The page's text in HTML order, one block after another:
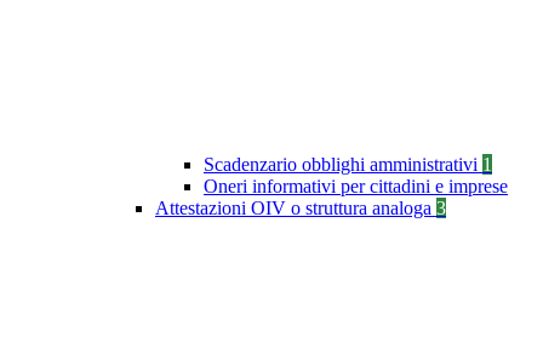
Scadenzario obblighi amministrativi 1
Oneri informativi per cittadini e imprese
Attestazioni OIV o struttura analoga 3